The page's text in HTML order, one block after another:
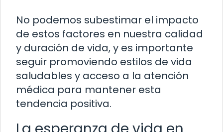
No podemos subestimar el impacto
de estos factores en nuestra calidad
y duración de vida, y es importante
seguir promoviendo estilos de vida
saludables y acceso a la atención
médica para mantener esta
tendencia positiva.